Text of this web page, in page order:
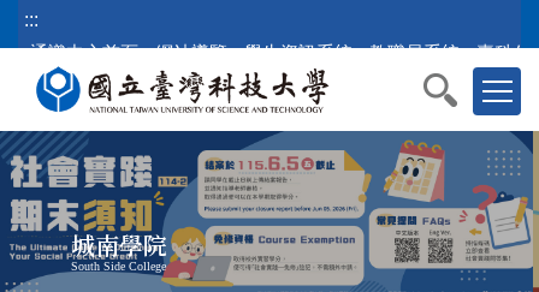
跳
到
內
容
區
塊
:::
通識中心首頁
網站導覽 學生資訊系統 教職員系統 臺科公
城南學院
South Side College